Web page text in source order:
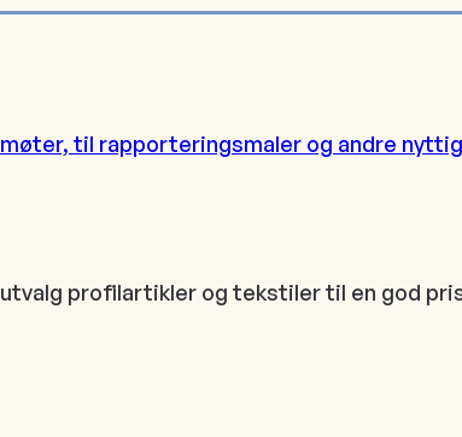
til rapporteringsmaler og andre
profilartikler og tekstiler til en god